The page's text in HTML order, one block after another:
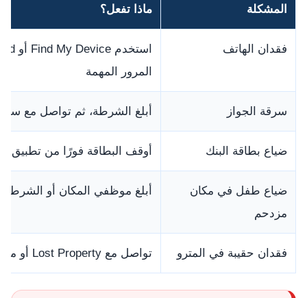
المشكلة ماذا تفعل؟
فقدان الهاتف
المرور المهمة
سرقة الجواز أبلغ الشرطة، ثم تواصل مع
ضياع بطاقة البنك أوقف البطاقة فورًا من تطبيق
ضياع طفل في مكان
مزدحم
أبلغ موظفي المكان أو
فقدان حقيبة في المترو تواصل مع Lost Property أو موظفي TfL حسب مكان الفقدان